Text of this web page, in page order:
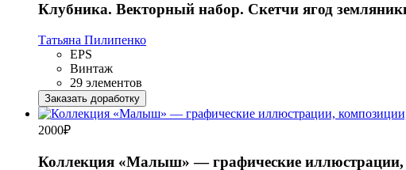
Клубника. Векторный набор. Скетчи ягод
Татьяна Пилипенко
EPS
Винтаж
29 элементов
Заказать доработку
2000₽
Коллекция «Малыш» — графические иллюстрации,